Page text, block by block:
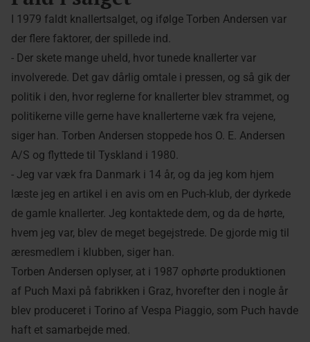
I 1979 faldt knallertsalget, og ifølge Torben Andersen var
der flere faktorer, der spillede ind.
- Der skete mange uheld, hvor tunede knallerter var
involverede. Det gav dårlig omtale i pressen, og så gik der
politik i den, hvor reglerne for knallerter blev strammet, og
politikerne ville gerne have knallerterne væk fra vejene,
siger han. Torben Andersen stoppede hos O. E. Andersen
A/S og flyttede til Tyskland i 1980.
- Jeg var væk fra Danmark i 14 år, og da jeg kom hjem
læste jeg en artikel i en avis om en Puch-klub, der dyrkede
de gamle knallerter. Jeg kontaktede dem, og da de hørte,
hvem jeg var, blev de meget begejstrede. De gjorde mig til
æresmedlem i klubben, siger han.
Torben Andersen oplyser, at i 1987 ophørte produktionen
af Puch Maxi på fabrikken i Graz, hvorefter den i nogle år
blev produceret i Torino af Vespa Piaggio, som Puch havde
haft et samarbejde med.